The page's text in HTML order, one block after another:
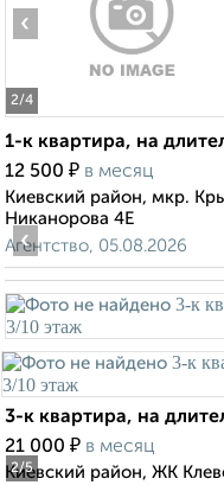
2/4
‹
1-к квартира, на
12 500 ₽ в месяц
Киевский район, мкр.
Никанорова 4Е
Агентство, 05.08.2026
2/5
‹
3-к квартира, на
21 000 ₽ в месяц
Киевский район, ЖК